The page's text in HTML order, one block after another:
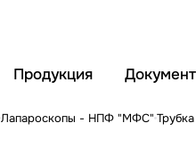
Продукция
Лапароскопы - НПФ "МФС"